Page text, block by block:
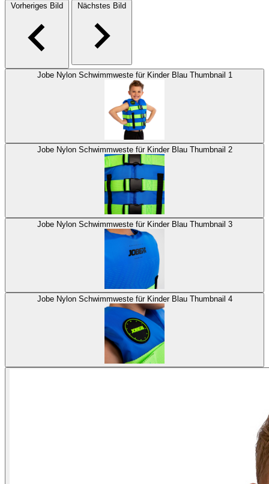
Vorheriges Bild Nächstes Bild
Jobe Nylon Schwimmweste für Kinder Blau Thumbnail 1
Jobe Nylon Schwimmweste für Kinder Blau Thumbnail 2
Jobe Nylon Schwimmweste für Kinder Blau Thumbnail 3
Jobe Nylon Schwimmweste für Kinder Blau Thumbnail 4